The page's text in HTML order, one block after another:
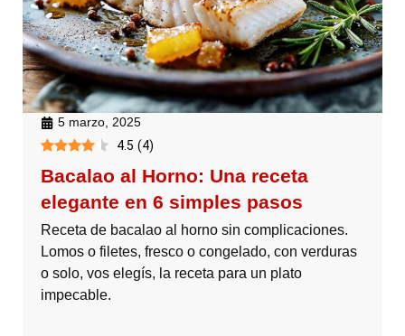
5 marzo, 2025
4.5 (4)
Bacalao al Horno: Una receta
elegante en 6 simples pasos
Receta de bacalao al horno sin complicaciones.
Lomos o filetes, fresco o congelado, con verduras
o solo, vos elegís, la receta para un plato
impecable.